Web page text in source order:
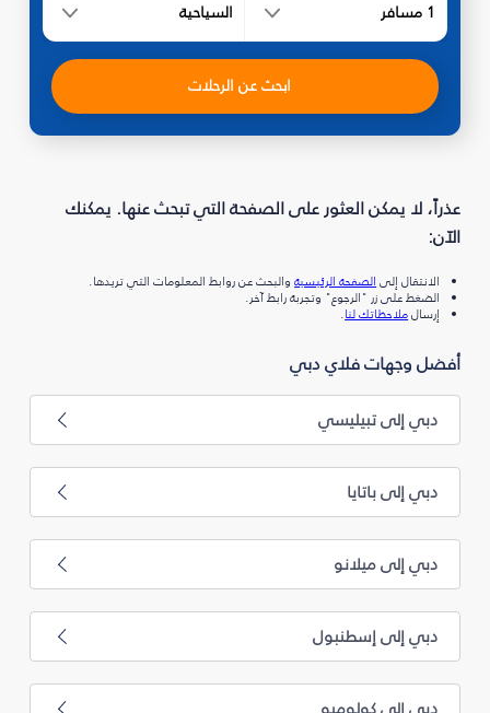
1 مسافر السياحية
ابحث عن الرحلات
عذراً، لا يمكن العثور على الصفحة التي تبحث عنها. يمكنك
الآن:
الانتقال إلىالصفحة الرئيسيةوالبحث عن روابط المعلومات التي تريدها.
الضغط على زر "الرجوع" وتجربة رابط آخر.
إرسالملاحظاتك لنا.
أفضل وجهات فلاي دبي
دبي إلى تبيليسي
دبي إلى باتايا
دبي إلى ميلانو
دبي إلى إسطنبول
دبي إلى كولومبو